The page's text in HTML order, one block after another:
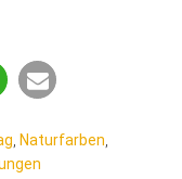
,Naturfarben